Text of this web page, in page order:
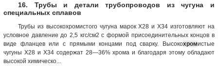
16. Трубы и детали трубопроводов из чугуна и
специальных сплавов
Трубы из высокохромистого чугуна марок Х28 и Х34 изготовляют на
условное давление до 2,5 кгс/см2 с формой присоединительных концов в
виде фланцев или с прямыми концами под сварку. Высокохромистые
чугуны Х28 и Х34 содержат 28—36% хрома и благодаря этому обладают
высокой химическо...